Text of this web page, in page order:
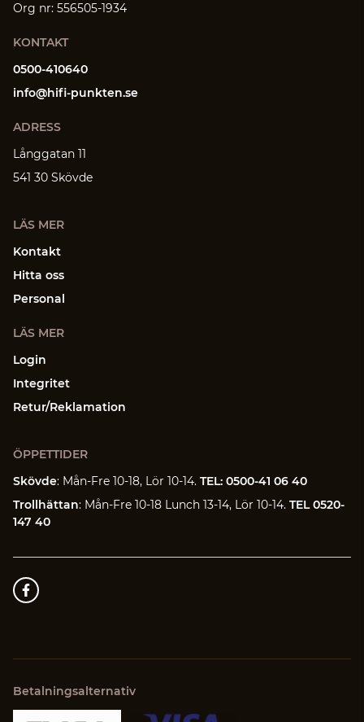
Org nr: 556505-1934
KONTAKT
0500-410640
info@hifi-punkten.se
ADRESS
Långgatan 11
541 30 Skövde
LÄS MER
Kontakt
Hitta oss
Personal
LÄS MER
Login
Integritet
Retur/Reklamation
ÖPPETTIDER
Skövde: Mån-Fre 10-18, Lör 10-14. TEL: 0500-41 06 40
Trollhättan: Mån-Fre 10-18 Lunch 13-14, Lör 10-14. TEL 0520-
147 40
Betalningsalternativ